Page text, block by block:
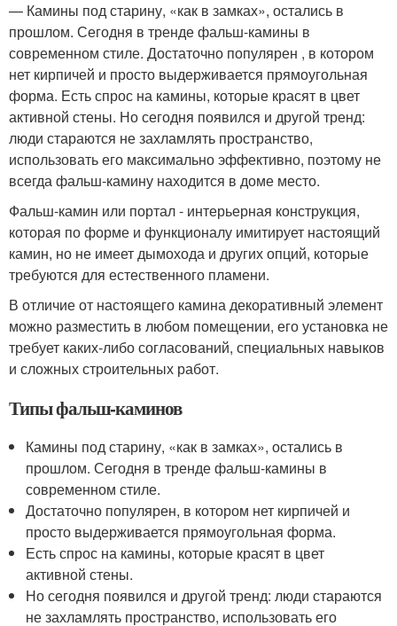
— Камины под старину, «как в замках», остались в
прошлом. Сегодня в тренде фальш-камины в
современном стиле. Достаточно популярен , в котором
нет кирпичей и просто выдерживается прямоугольная
форма. Есть спрос на камины, которые красят в цвет
активной стены. Но сегодня появился и другой тренд:
люди стараются не захламлять пространство,
использовать его максимально эффективно, поэтому не
всегда фальш-камину находится в доме место.
Фальш-камин или портал - интерьерная конструкция,
которая по форме и функционалу имитирует настоящий
камин, но не имеет дымохода и других опций, которые
требуются для естественного пламени.
В отличие от настоящего камина декоративный элемент
можно разместить в любом помещении, его установка не
требует каких-либо согласований, специальных навыков
и сложных строительных работ.
Типы фальш-каминов
Камины под старину, «как в замках», остались в
прошлом. Сегодня в тренде фальш-камины в
современном стиле.
Достаточно популярен, в котором нет кирпичей и
просто выдерживается прямоугольная форма.
Есть спрос на камины, которые красят в цвет
активной стены.
Но сегодня появился и другой тренд: люди стараются
не захламлять пространство, использовать его